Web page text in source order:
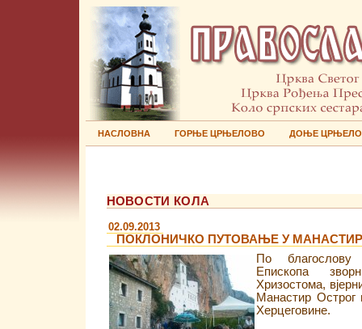
НАСЛОВНА ГОРЊЕ ЦРЊЕЛОВО ДОЊЕ
НОВОСТИ КОЛА
02.09.2013
ПОКЛОНИЧКО ПУТОВАЊЕ У
По благослову
Епископа
Хризостома,
Манастир Острог
Херцеговине.